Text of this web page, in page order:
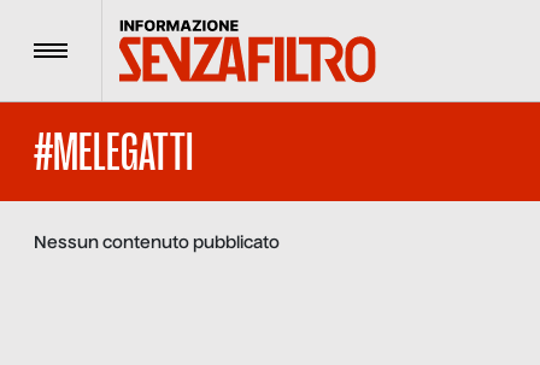
Menu
#MELEGATTI
Nessun contenuto pubblicato